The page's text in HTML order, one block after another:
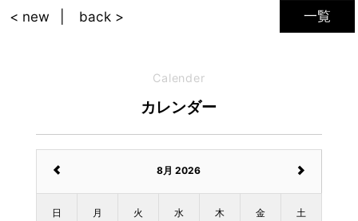
一覧
< new back >
Calender
カレンダー
8月 2026
日 月 火 水 木 金 土